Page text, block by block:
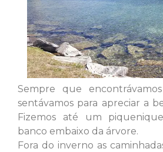
Sempre que
sentávamos para apreciar a
Fizemos até um
banco embaixo da árvore.
Fora do inverno as